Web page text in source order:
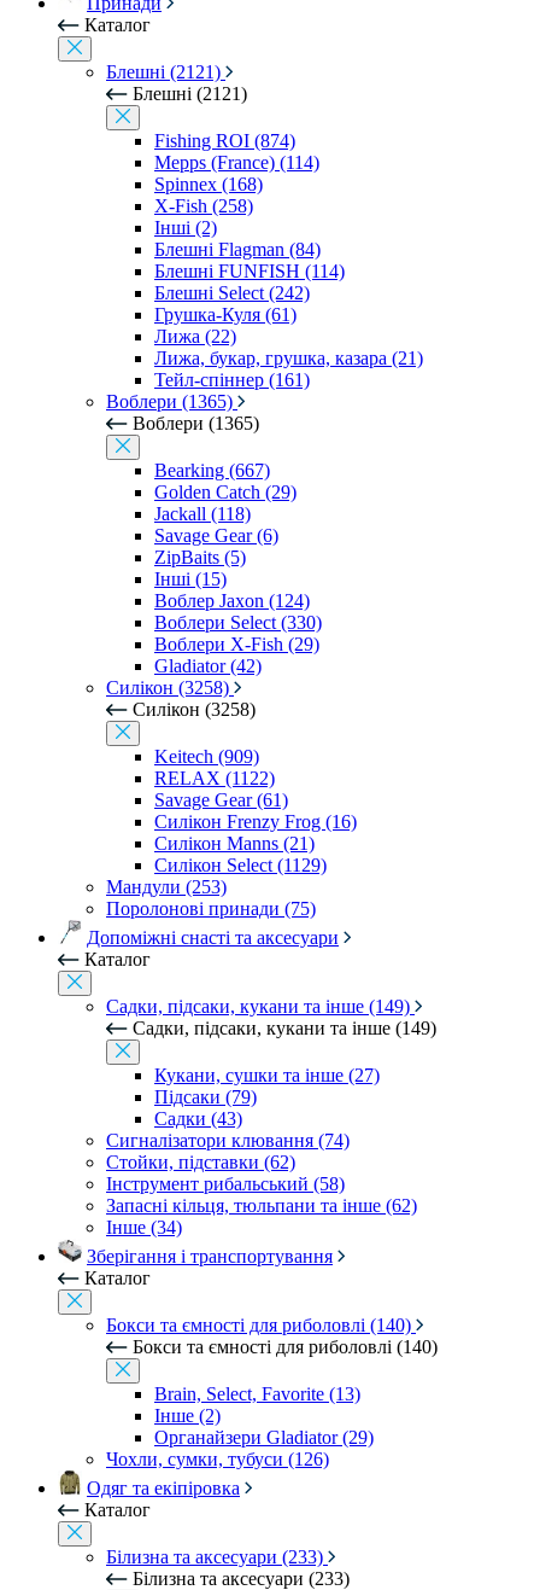
Каталог
Блешні (2121)
Блешні (2121)
Fishing ROI (874)
Mepps (France) (114)
Spinnex (168)
X-Fish (258)
Інші (2)
Блешні Flagman (84)
Блешні FUNFISH (114)
Блешні Select (242)
Грушка-Куля (61)
Лижа (22)
Лижа, букар, грушка, казара (21)
Тейл-спіннер (161)
Воблери (1365)
Воблери (1365)
Bearking (667)
Golden Catch (29)
Jackall (118)
Savage Gear (6)
ZipBaits (5)
Інші (15)
Воблер Jaxon (124)
Воблери Select (330)
Воблери X-Fish (29)
Gladiator (42)
Силікон (3258)
Силікон (3258)
Keitech (909)
RELAX (1122)
Savage Gear (61)
Силікон Frenzy Frog (16)
Силікон Manns (21)
Силікон Select (1129)
Мандули (253)
Поролонові принади (75)
Допоміжні снасті та аксесуари
Каталог
Садки, підсаки, кукани та інше (149)
Садки, підсаки, кукани та інше (149)
Кукани, сушки та інше (27)
Підсаки (79)
Садки (43)
Сигналізатори клювання (74)
Стойки, підставки (62)
Інструмент рибальський (58)
Запасні кільця, тюльпани та інше (62)
Інше (34)
Зберігання і транспортування
Каталог
Бокси та ємності для риболовлі (140)
Бокси та ємності для риболовлі (140)
Brain, Select, Favorite (13)
Інше (2)
Органайзери Gladiator (29)
Чохли, сумки, тубуси (126)
Одяг та екіпіровка
Каталог
Білизна та аксесуари (233)
Білизна та аксесуари (233)